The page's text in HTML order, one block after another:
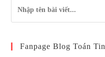
Fanpage Blog Toán Tin